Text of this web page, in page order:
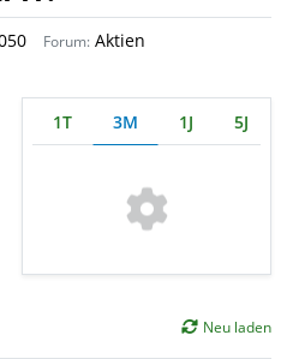
Forum: Aktien
1T 3M 1J 5J
Neu laden